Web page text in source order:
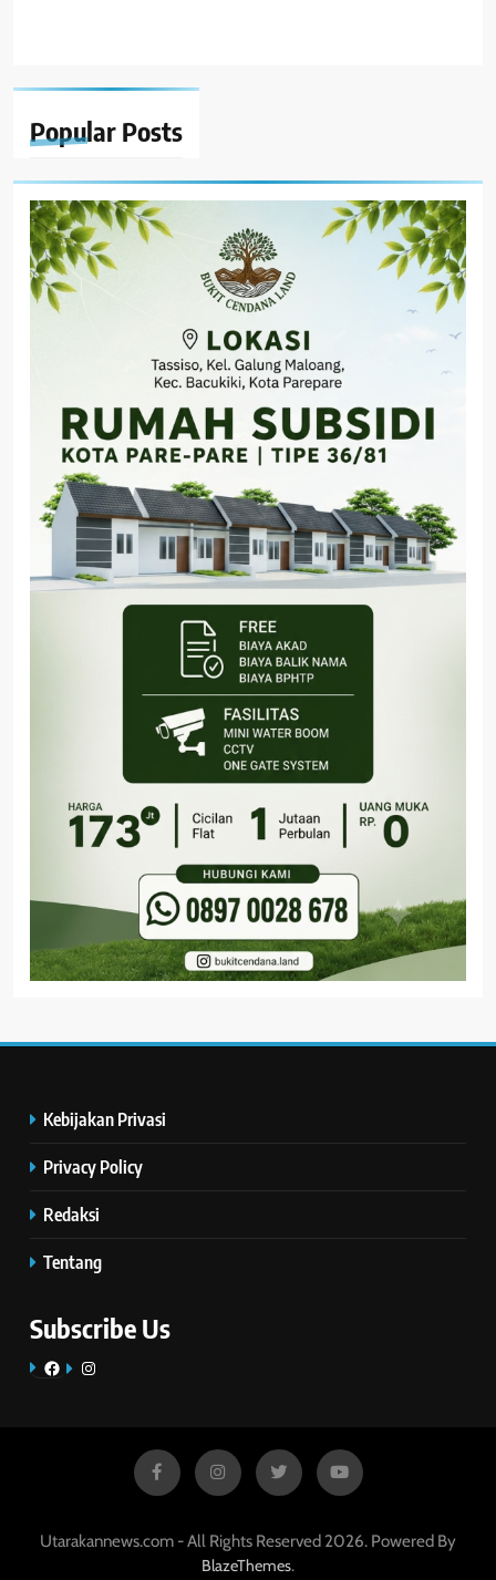
Popular Posts
Kebijakan Privasi
Privacy Policy
Redaksi
Tentang
Subscribe Us
FacebookInstagram
Utarakannews.com - All Rights Reserved 2026. Powered By
BlazeThemes.